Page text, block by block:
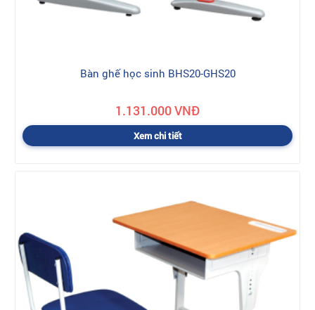
Bàn ghế học sinh BHS20-GHS20
1.131.000 VNĐ
Xem chi tiết